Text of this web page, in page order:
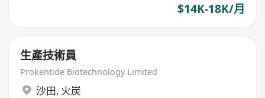
$14K-18K/月
生產技術員
Prokentide Biotechnology Limited
沙田, 火炭